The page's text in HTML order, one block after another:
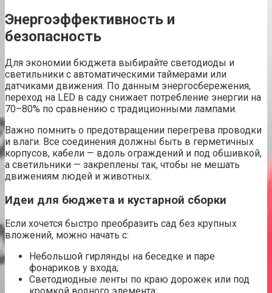
Энергоэффективность и
безопасность
Для экономии бюджета выбирайте светодиоды и
светильники с автоматическими таймерами или
датчиками движения. По данным энергосбережения,
переход на LED в саду снижает потребление энергии на
70–80% по сравнению с традиционными лампами.
Важно помнить о предотвращении перегрева проводки
и влаги. Все соединения должны быть в герметичных
корпусов, кабели — вдоль ограждений и под обшивкой,
а светильники — закреплены так, чтобы не мешать
движениям людей и животных.
Идеи для бюджета и кустарной сборки
Если хочется быстро преобразить сад без крупных
вложений, можно начать с:
Небольшой гирлянды на беседке и паре
фонариков у входа;
Светодиодные ленты по краю дорожек или под